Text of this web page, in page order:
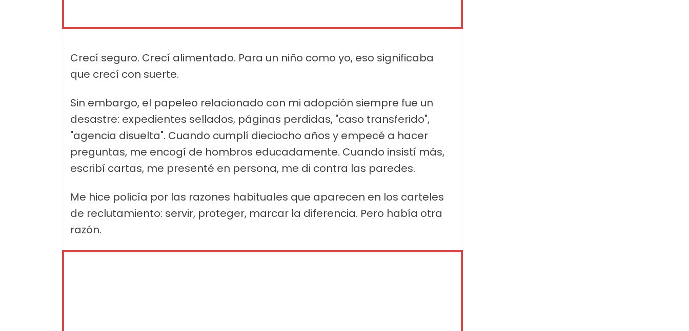
Crecí seguro. Crecí alimentado. Para un niño como yo, eso significaba
que crecí con suerte.
Sin embargo, el papeleo relacionado con mi adopción siempre fue un
desastre: expedientes sellados, páginas perdidas, "caso transferido",
"agencia disuelta". Cuando cumplí dieciocho años y empecé a hacer
preguntas, me encogí de hombros educadamente. Cuando insistí más,
escribí cartas, me presenté en persona, me di contra las paredes.
Me hice policía por las razones habituales que aparecen en los carteles
de reclutamiento: servir, proteger, marcar la diferencia. Pero había otra
razón.